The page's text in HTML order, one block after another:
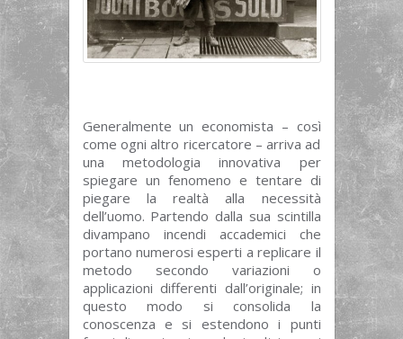
Generalmente un economista – così
come ogni altro ricercatore – arriva ad
una metodologia innovativa per
spiegare un fenomeno e tentare di
piegare la realtà alla necessità
dell’uomo. Partendo dalla sua scintilla
divampano incendi accademici che
portano numerosi esperti a replicare il
metodo secondo variazioni o
applicazioni differenti dall’originale; in
questo modo si consolida la
conoscenza e si estendono i punti